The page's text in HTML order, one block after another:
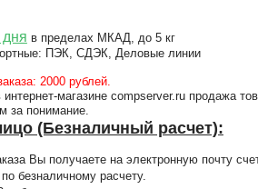
дня в пределах МКАД, до 5 кг
ПЭК, СДЭК, Деловые линии
2000 рублей.
магазине compserver.ru продажа
за понимание.
(Безналичный расчет):
Вы получаете на электронную почту
безналичному расчету.